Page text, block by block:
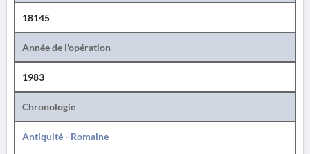
18145
Année de l'opération
1983
Chronologie
Antiquité- Romaine